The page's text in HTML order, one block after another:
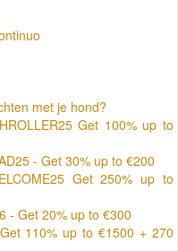
met je hond?
Get 100% up to
- Get 30% up to €200
Get 250% up to
- Get 20% up to €300
110% up to €1500 + 270